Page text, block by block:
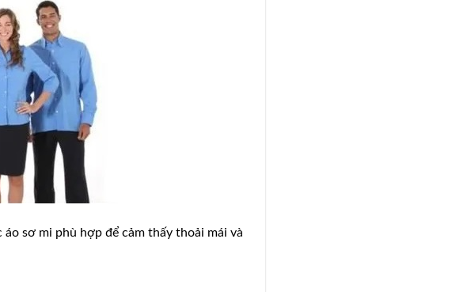
sơ mi phù hợp để cảm thấy thoải mái và